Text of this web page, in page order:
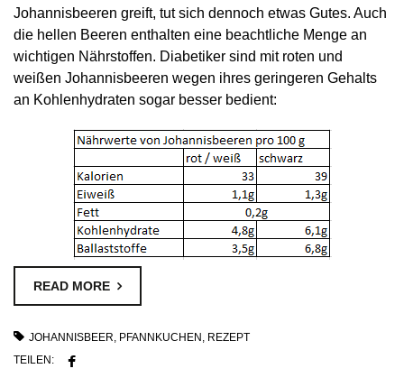
Johannisbeeren greift, tut sich dennoch etwas Gutes. Auch
die hellen Beeren enthalten eine beachtliche Menge an
wichtigen Nährstoffen. Diabetiker sind mit roten und
weißen Johannisbeeren wegen ihres geringeren Gehalts
an Kohlenhydraten sogar besser bedient:
READ MORE
JOHANNISBEER, PFANNKUCHEN , REZEPT
TEILEN: